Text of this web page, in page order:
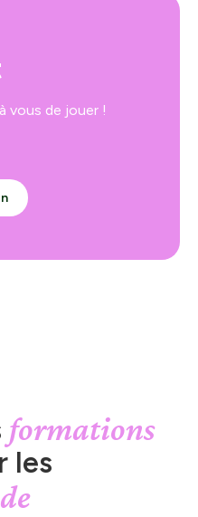
vous de jouer !
formations
les